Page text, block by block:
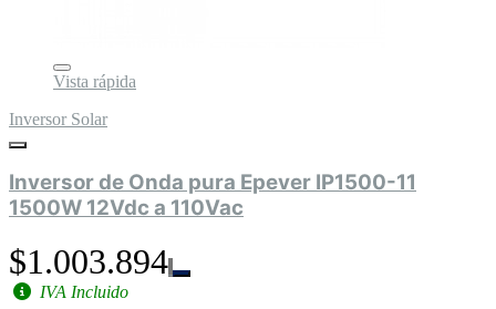
Vista rápida
Inversor Solar
Inversor de Onda pura Epever IP1500-11
1500W 12Vdc a 110Vac
$1.003.894
IVA Incluido